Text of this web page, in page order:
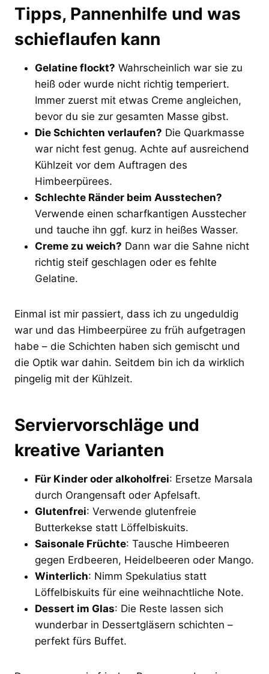
Tipps, Pannenhilfe und was
schieflaufen kann
Gelatine flockt? Wahrscheinlich war sie zu
heiß oder wurde nicht richtig temperiert.
Immer zuerst mit etwas Creme angleichen,
bevor du sie zur gesamten Masse gibst.
Die Schichten verlaufen? Die Quarkmasse
war nicht fest genug. Achte auf ausreichend
Kühlzeit vor dem Auftragen des
Himbeerpürees.
Schlechte Ränder beim Ausstechen?
Verwende einen scharfkantigen Ausstecher
und tauche ihn ggf. kurz in heißes Wasser.
Creme zu weich? Dann war die Sahne nicht
richtig steif geschlagen oder es fehlte
Gelatine.
Einmal ist mir passiert, dass ich zu ungeduldig
war und das Himbeerpüree zu früh aufgetragen
habe – die Schichten haben sich gemischt und
die Optik war dahin. Seitdem bin ich da wirklich
pingelig mit der Kühlzeit.
Serviervorschläge und
kreative Varianten
Für Kinder oder alkoholfrei: Ersetze Marsala
durch Orangensaft oder Apfelsaft.
Glutenfrei: Verwende glutenfreie
Butterkekse statt Löffelbiskuits.
Saisonale Früchte: Tausche Himbeeren
gegen Erdbeeren, Heidelbeeren oder Mango.
Winterlich: Nimm Spekulatius statt
Löffelbiskuits für eine weihnachtliche Note.
Dessert im Glas: Die Reste lassen sich
wunderbar in Dessertgläsern schichten –
perfekt fürs Buffet.